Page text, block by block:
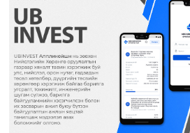
(Улаанбаатар хот, Хан-Уул дүүргийн 5 дугаар
Сургуулийн барилга, 960 суудал
Гамшигт өртсөн 207 дугаар байр (Улаанбаатар
дугаар хороо)-ыг буулгаж, шинээр барих,
хүрээнд барилгын зураг төслийг шинэчлэн